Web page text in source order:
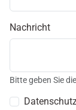
Nachricht
Bitte geben Sie